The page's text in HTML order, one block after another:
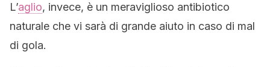
L’aglio, invece, è un meraviglioso antibiotico
naturale che vi sarà di grande aiuto in caso di mal
di gola.